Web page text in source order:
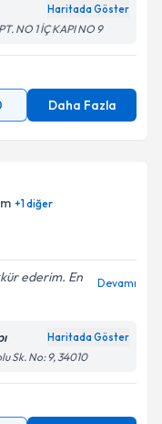
Haritada Göster
NO 1 İÇ KAPI NO 9
Daha Fazla
+1diğer
ederim. En
Devamı
Haritada Göster
Sk. No: 9, 34010